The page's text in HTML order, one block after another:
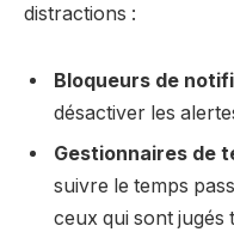
distractions :
Bloqueurs de
désactiver les
Gestionnaires de
suivre le temps
ceux qui sont